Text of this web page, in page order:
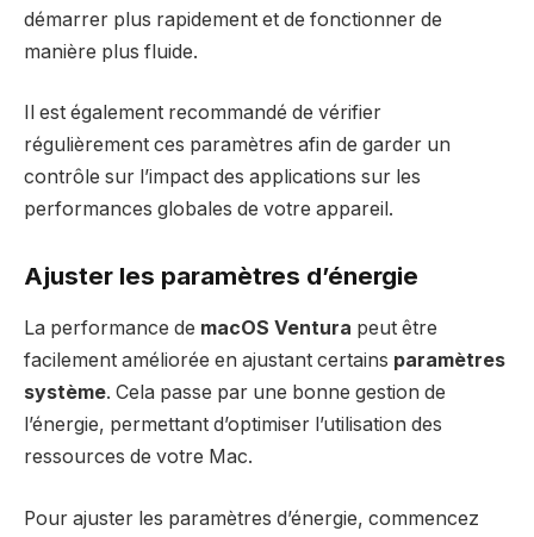
démarrer plus rapidement et de fonctionner de
manière plus fluide.
Il est également recommandé de vérifier
régulièrement ces paramètres afin de garder un
contrôle sur l’impact des applications sur les
performances globales de votre appareil.
Ajuster les paramètres d’énergie
La performance de macOS Ventura peut être
facilement améliorée en ajustant certains paramètres
système. Cela passe par une bonne gestion de
l’énergie, permettant d’optimiser l’utilisation des
ressources de votre Mac.
Pour ajuster les paramètres d’énergie, commencez